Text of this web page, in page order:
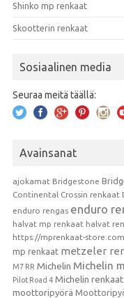
Shinko mp renkaat
Skootterin renkaat
Sosiaalinen media
Seuraa meitä täällä:
Avainsanat
ajokamat Bridgestone
Continental Crossin renkaat
enduro rengas enduro
halvat mp renkaat halvat
https://mprenkaat-store.com
mp renkaat metzeler
M7 RR Michelin Michelin
Pilot Road 4 Michelin renkaat
moottoripyörä